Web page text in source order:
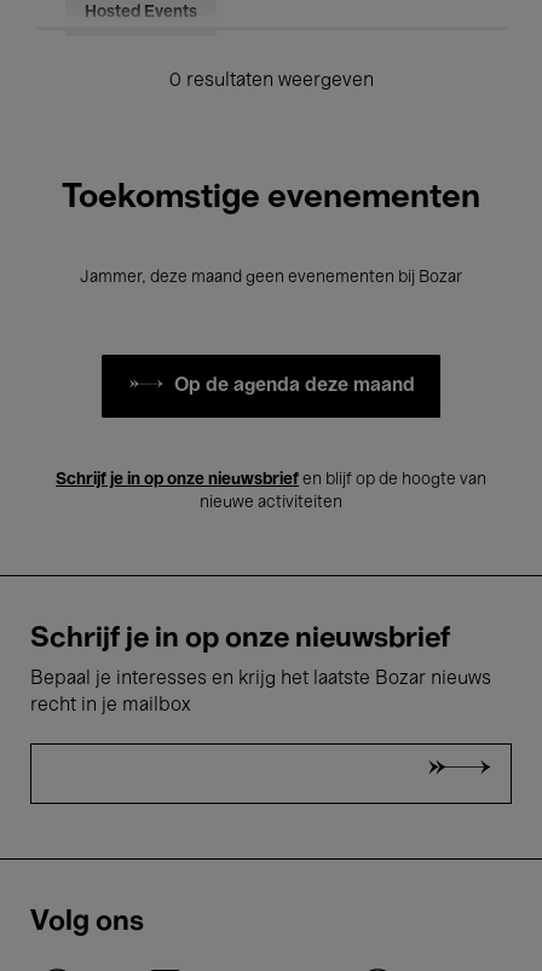
Hosted Events
0 resultaten weergeven
Toekomstige evenementen
Jammer, deze maand geen evenementen bij Bozar
Op de agenda deze maand
Schrijf je in op onze nieuwsbrief en blijf op de hoogte van
nieuwe activiteiten
Schrijf je in op onze nieuwsbrief
Bepaal je interesses en krijg het laatste Bozar nieuws
recht in je mailbox
Volg ons